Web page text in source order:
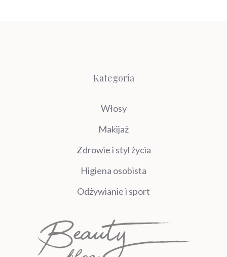
Kategoria
Włosy
Makijaż
Zdrowie i styl życia
Higiena osobista
Odżywianie i sport